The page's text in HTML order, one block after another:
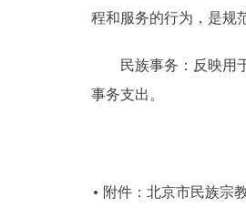
程和服务的行为，是规
民族事务：反映用于
事务支出。
附件：北京市民族宗